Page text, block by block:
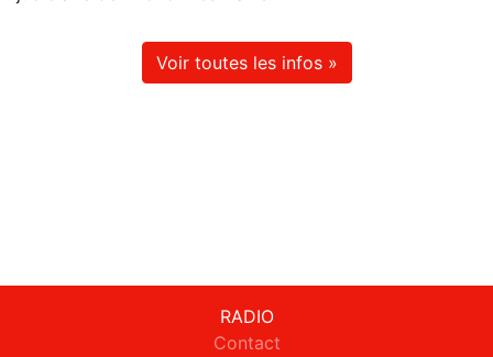
Voir toutes les infos »
RADIO
Contact